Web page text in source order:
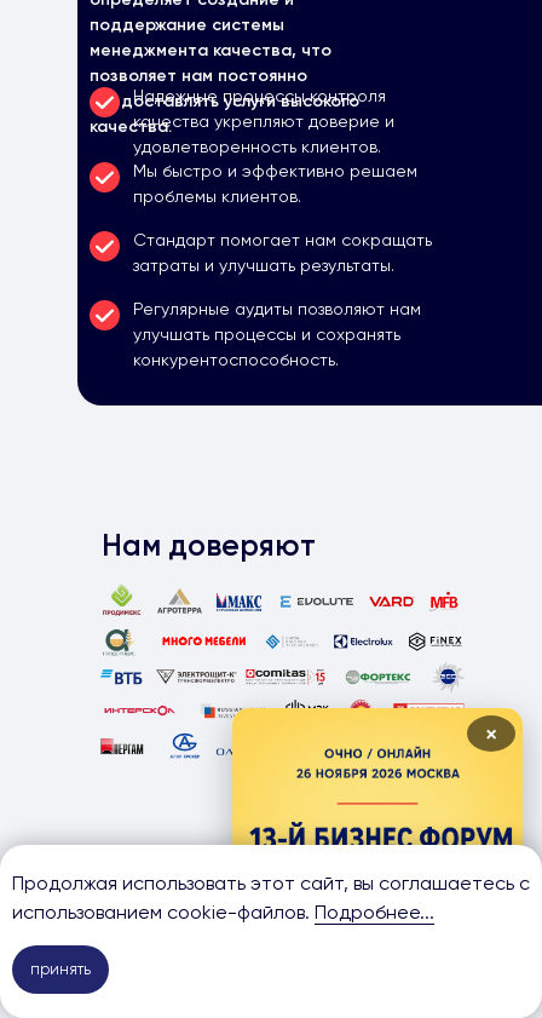
поддержание системы
менеджмента качества, что
позволяет нам постоянно
предоставлять услуги высокого
качества.
Надежные процессы контроля
качества укрепляют доверие и
удовлетворенность клиентов.
Мы быстро и эффективно решаем
проблемы клиентов.
Стандарт помогает нам сокращать
затраты и улучшать результаты.
Регулярные аудиты позволяют нам
улучшать процессы и сохранять
конкурентоспособность.
Нам доверяют
Отзывы наших
клиентов
Продолжая использовать этот сайт, вы соглашаетесь с
использованием cookie-файлов. Подробнее...
принять
×